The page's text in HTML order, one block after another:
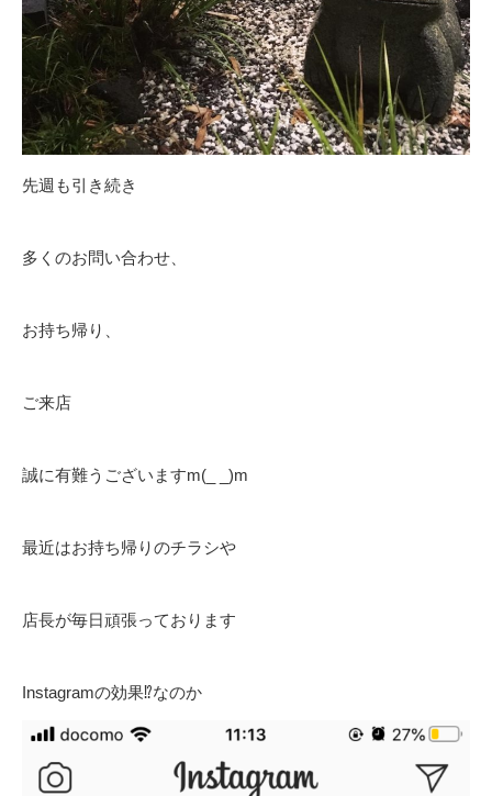
先週も引き続き
多くのお問い合わせ、
お持ち帰り、
ご来店
誠に有難うございますm(_ _)m
最近はお持ち帰りのチラシや
店長が毎日頑張っております
Instagramの効果⁉️なのか